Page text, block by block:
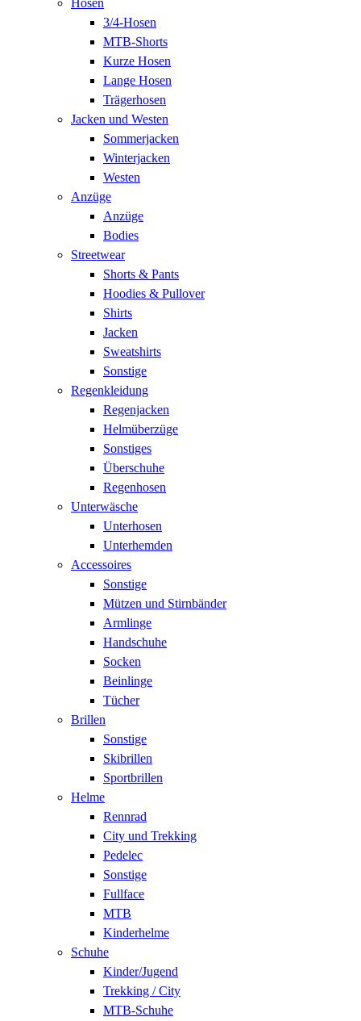
3/4-Hosen
MTB-Shorts
Kurze Hosen
Lange Hosen
Trägerhosen
Jacken und Westen
Sommerjacken
Winterjacken
Westen
Anzüge
Anzüge
Bodies
Streetwear
Shorts & Pants
Hoodies & Pullover
Shirts
Jacken
Sweatshirts
Sonstige
Regenkleidung
Regenjacken
Helmüberzüge
Sonstiges
Überschuhe
Regenhosen
Unterwäsche
Unterhosen
Unterhemden
Accessoires
Sonstige
Mützen und Stirnbänder
Armlinge
Handschuhe
Socken
Beinlinge
Tücher
Brillen
Sonstige
Skibrillen
Sportbrillen
Helme
Rennrad
City und Trekking
Pedelec
Sonstige
Fullface
MTB
Kinderhelme
Schuhe
Kinder/Jugend
Trekking / City
MTB-Schuhe